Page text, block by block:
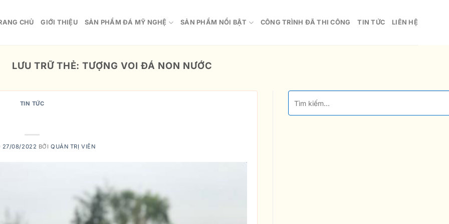
CHỦ GIỚI THIỆU SẢN PHẨM ĐÁ MỸ NGHỆ SẢN PHẨM NỔI BẬT CÔNG TRÌNH ĐÃ THI CÔNG TIN TỨC LIÊN HỆ
LƯU TRỮ THẺ:TƯỢNG VOI ĐÁ NON NƯỚC
TIN TỨC
27/08/2022 BỞIQUẢN TRỊ VIÊN